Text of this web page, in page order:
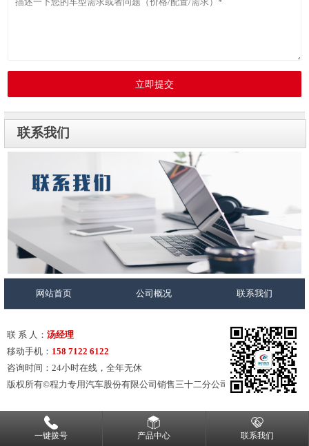
立即提交
联系我们
网站首页 公司概况 联系我们
联 系 人： 汤经理
移动手机： 158 7122 6122
咨询时间：24小时在线，全年无休
版权所有©程力专用汽车股份有限公司销售三十二分公司
一键拨号 产品中心 联系我们